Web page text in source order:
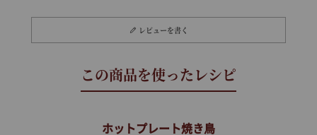
レビューを書く
ホットプレート焼き鳥